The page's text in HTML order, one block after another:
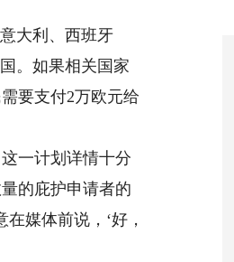
大利、西班牙
。如果相关国家
要支付2万欧元给
一计划详情十分
的庇护申请者的
媒体前说，‘好，